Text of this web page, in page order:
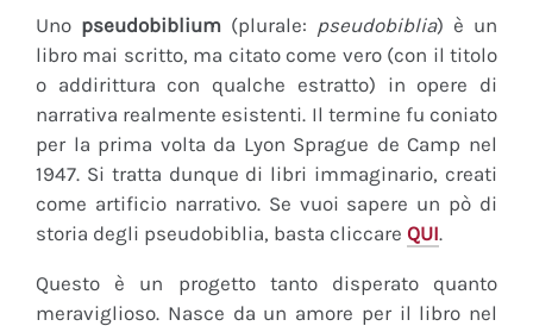
Uno pseudobiblium (plurale: pseudobiblia) è un
libro mai scritto, ma citato come vero (con il titolo
o addirittura con qualche estratto) in opere di
narrativa realmente esistenti. Il termine fu coniato
per la prima volta da Lyon Sprague de Camp nel
1947. Si tratta dunque di libri immaginario, creati
come artificio narrativo. Se vuoi sapere un pò di
storia degli pseudobiblia, basta cliccare QUI.
Questo è un progetto tanto disperato quanto
meraviglioso. Nasce da un amore per il libro nel